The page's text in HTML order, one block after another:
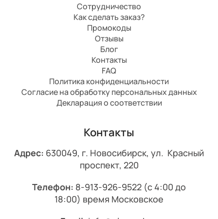
Сотрудничество
Как сделать заказ?
Промокоды
Отзывы
Блог
Контакты
FAQ
Политика конфиденциальности
Согласие на обработку персональных данных
Декларация о соответствии
Контакты
Адрес: 630049, г. Новосибирск, ул. Красный
проспект, 220
Телефон: 8-913-926-9522 (с 4:00 до
18:00) время Московское